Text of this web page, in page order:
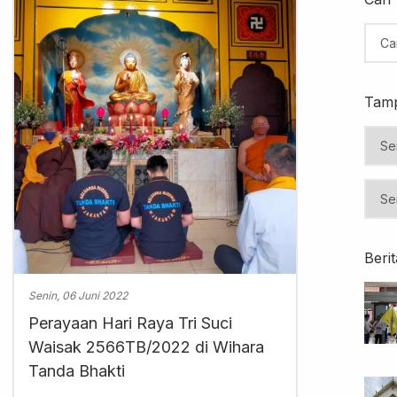
Senin, 06 Juni 2022
Perayaan Hari Raya Tri Suci
Waisak 2566TB/2022 di Wihara
Tanda Bhakti